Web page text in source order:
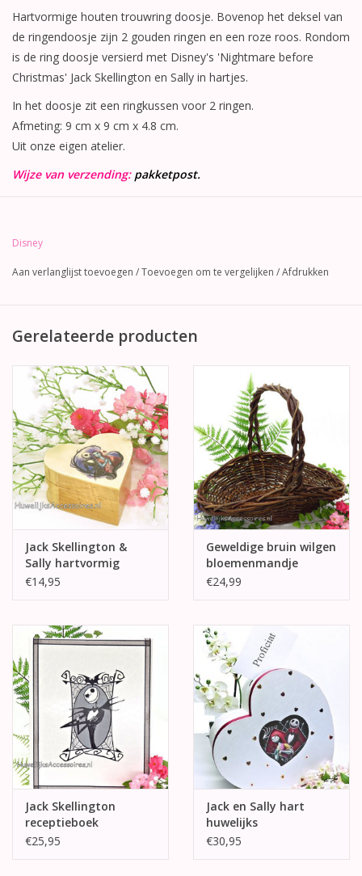
Hartvormige houten trouwring doosje. Bovenop het deksel van
de ringendoosje zijn 2 gouden ringen en een roze roos. Rondom
is de ring doosje versierd met Disney's 'Nightmare before
Christmas' Jack Skellington en Sally in hartjes.
In het doosje zit een ringkussen voor 2 ringen.
Afmeting: 9 cm x 9 cm x 4.8 cm.
Uit onze eigen atelier.
Wijze van verzending: pakketpost.
Disney
Aan verlanglijst toevoegen /Toevoegen om te vergelijken /Afdrukken
Gerelateerde producten
Jack Skellington &
Sally hartvormig
ringdoosje
€14,95
Geweldige bruin wilgen
bloemenmandje
€24,99
Jack Skellington
receptieboek
€25,95
Jack en Sally hart
huwelijks
enveloppendoos
€30,95